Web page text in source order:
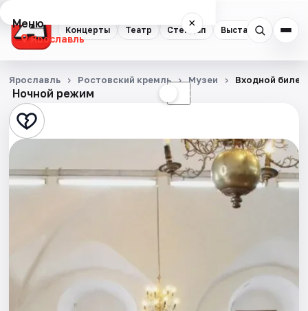
Концерты Театр Стендап Выставки
Меню ×
Ярославль
Концерты
Театр
Стендап
Выставки
События
Ночной режим ☾
Ярославль Ростовский кремль Музеи Входной